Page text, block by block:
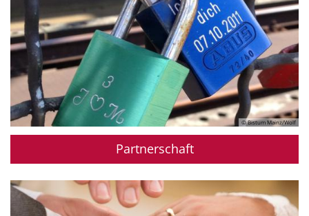
© Bistum Mainz/Wolf
Partnerschaft